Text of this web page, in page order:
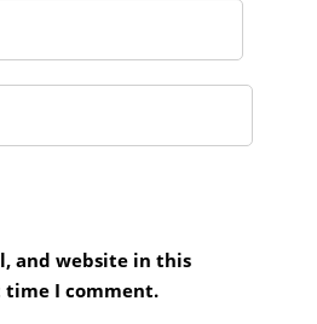
and website in this
I comment.